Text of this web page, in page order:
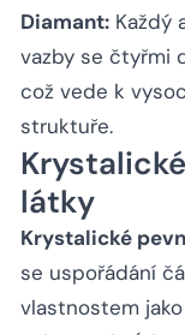
Diamant: Každý
vazby se čtyřmi
což vede k
struktuře.
látky
Krystalické
se uspořádání
vlastnostem